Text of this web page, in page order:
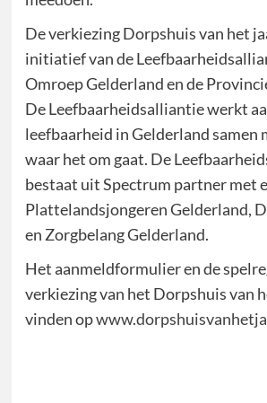
De verkiezing Dorpshuis van het
initiatief van de
Omroep Gelderland en de
De Leefbaarheidsalliantie werkt
leefbaarheid in Gelderland samen
waar het om gaat. De
bestaat uit Spectrum partner met
Plattelandsjongeren Gelderland,
en Zorgbelang Gelderland.
Het aanmeldformulier en de
verkiezing van het Dorpshuis van
vinden op